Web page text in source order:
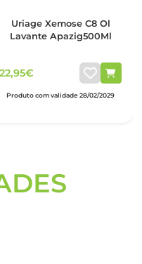
Uriage Xemose C8 Ol
Lavante Apazig500Ml
22,95€
Produto com validade 28/02/2029